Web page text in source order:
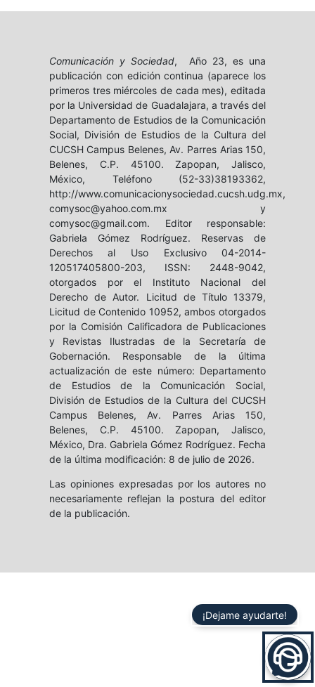
Comunicación y Sociedad, Año 23, es una
publicación con edición continua (aparece los
primeros tres miércoles de cada mes), editada
por la Universidad de Guadalajara, a través del
Departamento de Estudios de la Comunicación
Social, División de Estudios de la Cultura del
CUCSH Campus Belenes, Av. Parres Arias 150,
Belenes, C.P. 45100. Zapopan, Jalisco,
México, Teléfono (52-33)38193362,
http://www.comunicacionysociedad.cucsh.udg.mx,
comysoc@yahoo.com.mx y
comysoc@gmail.com. Editor responsable:
Gabriela Gómez Rodríguez. Reservas de
Derechos al Uso Exclusivo 04-2014-
120517405800-203, ISSN: 2448-9042,
otorgados por el Instituto Nacional del
Derecho de Autor. Licitud de Título 13379,
Licitud de Contenido 10952, ambos otorgados
por la Comisión Calificadora de Publicaciones
y Revistas Ilustradas de la Secretaría de
Gobernación. Responsable de la última
actualización de este número: Departamento
de Estudios de la Comunicación Social,
División de Estudios de la Cultura del CUCSH
Campus Belenes, Av. Parres Arias 150,
Belenes, C.P. 45100. Zapopan, Jalisco,
México, Dra. Gabriela Gómez Rodríguez. Fecha
de la última modificación: 8 de julio de 2026.
Las opiniones expresadas por los autores no
necesariamente reflejan la postura del editor
de la publicación.
¡Dejame ayudarte!